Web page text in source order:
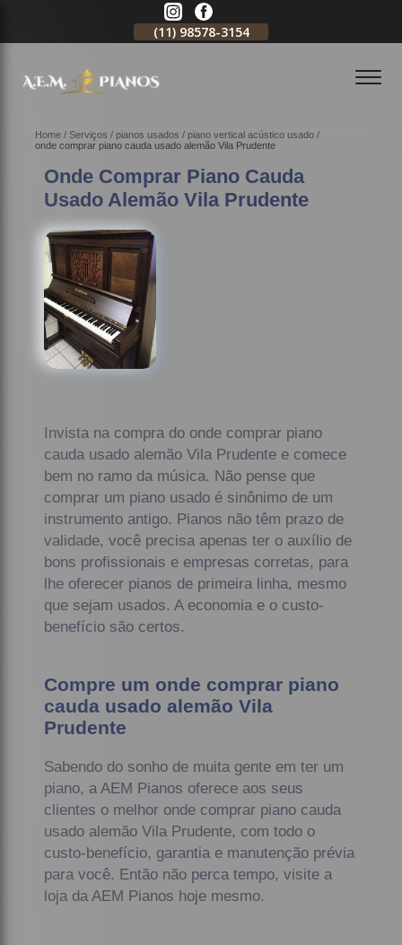
(11) 98578-3154
Home Serviços pianos usados
piano vertical acústico usado
onde comprar piano cauda usado alemão Vila Prudente
Onde Comprar Piano Cauda
Usado Alemão Vila Prudente
Invista na compra do onde comprar piano
cauda usado alemão Vila Prudente e comece
bem no ramo da música. Não pense que
comprar um piano usado é sinônimo de um
instrumento antigo. Pianos não têm prazo de
validade, você precisa apenas ter o auxílio de
bons profissionais e empresas corretas, para
lhe oferecer pianos de primeira linha, mesmo
que sejam usados. A economia e o custo-
benefício são certos.
Compre um onde comprar piano
cauda usado alemão Vila
Prudente
Sabendo do sonho de muita gente em ter um
piano, a AEM Pianos oferece aos seus
clientes o melhor onde comprar piano cauda
usado alemão Vila Prudente, com todo o
custo-benefício, garantia e manutenção prévia
para você. Então não perca tempo, visite a
loja da AEM Pianos hoje mesmo.